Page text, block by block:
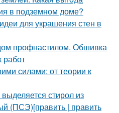
в подземном доме?
для украшения стен в
профнастилом. Обшивка
работ
силами: от теории к
стирол из
(ПСЭ)[править | править